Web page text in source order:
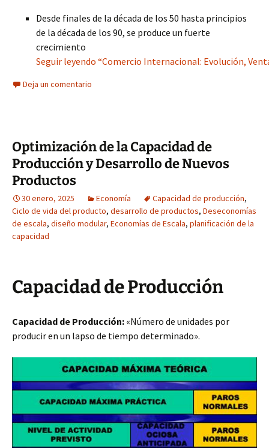
Desde finales de la década de los 50 hasta principios
de la década de los 90, se produce un fuerte
crecimiento
Seguir leyendo “Comercio Internacional: Evolución,
Deja un comentario
Optimización de la Capacidad de
Producción y Desarrollo de Nuevos
Productos
30 enero, 2025 Economía Capacidad de producción,
Ciclo de vida del producto, desarrollo de productos, Deseconomías
de escala, diseño modular, Economías de Escala, planificación de la
capacidad
Capacidad de Producción
Capacidad de Producción: «Número de unidades por
producir en un lapso de tiempo determinado».